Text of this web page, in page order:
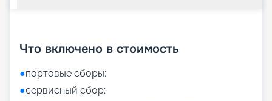
Что включено в стоимость
●портовые сборы;
●сервисный сбор;